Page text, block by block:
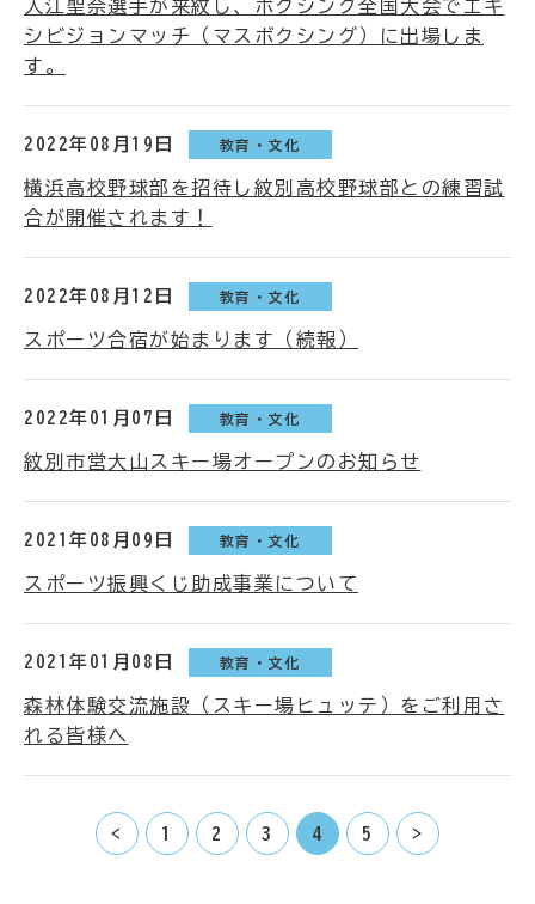
入江聖奈選手が来紋し、ボクシング全国大会でエキ
シビジョンマッチ（マスボクシング）に出場しま
す。
2022年08月19日 教育・文化
横浜高校野球部を招待し紋別高校野球部との練習試
合が開催されます！
2022年08月12日 教育・文化
スポーツ合宿が始まります（続報）
2022年01月07日 教育・文化
紋別市営大山スキー場オープンのお知らせ
2021年08月09日 教育・文化
スポーツ振興くじ助成事業について
2021年01月08日 教育・文化
森林体験交流施設（スキー場ヒュッテ）をご利用さ
れる皆様へ
< 1 2 3 4 5 >